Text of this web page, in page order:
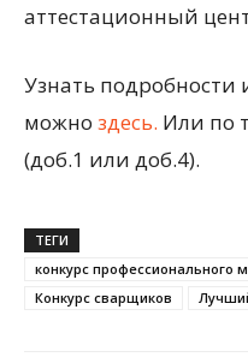
аттестационный
Узнать подробности
можно здесь. Или по
(доб.1 или доб.4).
ТЕГИ
конкурс профессионального
Конкурс сварщиков